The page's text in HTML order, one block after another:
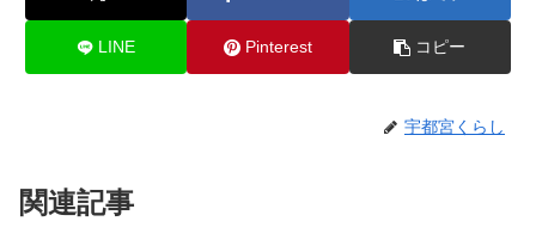
LINE Pinterest コピー
宇都宮くらし
関連記事